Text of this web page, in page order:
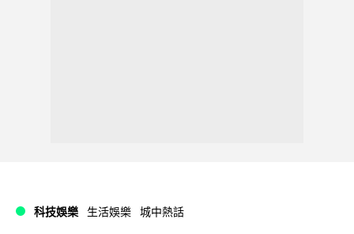
科技娛樂 生活娛樂 城中熱話